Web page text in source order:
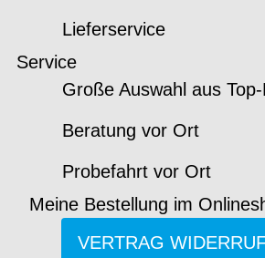
Lieferservice
Service
Große Auswahl aus
Beratung vor Ort
Probefahrt vor Ort
Meine Bestellung im
VERTRAG